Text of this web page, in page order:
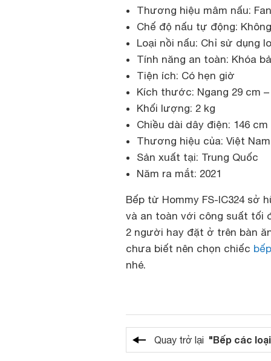
Thương hiệu mâm nấu:
Chế độ nấu tự động:
Loại nồi nấu: Chỉ sử dụng
Tính năng an toàn: Khóa
Tiện ích: Có hẹn giờ
Kích thước: Ngang 29 cm
Khối lượng: 2 kg
Chiều dài dây điện: 146 cm
Thương hiệu của: Việt
Sản xuất tại: Trung Quốc
Năm ra mắt: 2021
Bếp từ Hommy FS-IC324 sở
và an toàn với công suất tối
2 người hay đặt ở trên bàn
chưa biết nên chọn chiếc
nhé.
Quay trở lại "Bếp các